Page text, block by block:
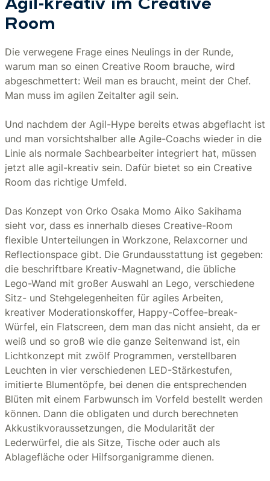
Agil-kreativ im Creative
Room
Die verwegene Frage eines Neulings in der Runde,
warum man so einen Creative Room brauche, wird
abgeschmettert: Weil man es braucht, meint der Chef.
Man muss im agilen Zeitalter agil sein.
Und nachdem der Agil-Hype bereits etwas abgeflacht ist
und man vorsichtshalber alle Agile-Coachs wieder in die
Linie als normale Sachbearbeiter integriert hat, müssen
jetzt alle agil-kreativ sein. Dafür bietet so ein Creative
Room das richtige Umfeld.
Das Konzept von Orko Osaka Momo Aiko Sakihama
sieht vor, dass es innerhalb dieses Creative-Room
flexible Unterteilungen in Workzone, Relaxcorner und
Reflectionspace gibt. Die Grundausstattung ist gegeben:
die beschriftbare Kreativ-Magnetwand, die übliche
Lego-Wand mit großer Auswahl an Lego, verschiedene
Sitz- und Stehgelegenheiten für agiles Arbeiten,
kreativer Moderationskoffer, Happy-Coffee-break-
Würfel, ein Flatscreen, dem man das nicht ansieht, da er
weiß und so groß wie die ganze Seitenwand ist, ein
Lichtkonzept mit zwölf Programmen, verstellbaren
Leuchten in vier verschiedenen LED-Stärkestufen,
imitierte Blumentöpfe, bei denen die entsprechenden
Blüten mit einem Farbwunsch im Vorfeld bestellt werden
können. Dann die obligaten und durch berechneten
Akkustikvoraussetzungen, die Modularität der
Lederwürfel, die als Sitze, Tische oder auch als
Ablagefläche oder Hilfsorganigramme dienen.